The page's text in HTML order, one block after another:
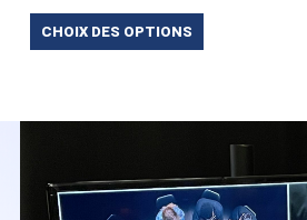
CHOIX DES OPTIONS